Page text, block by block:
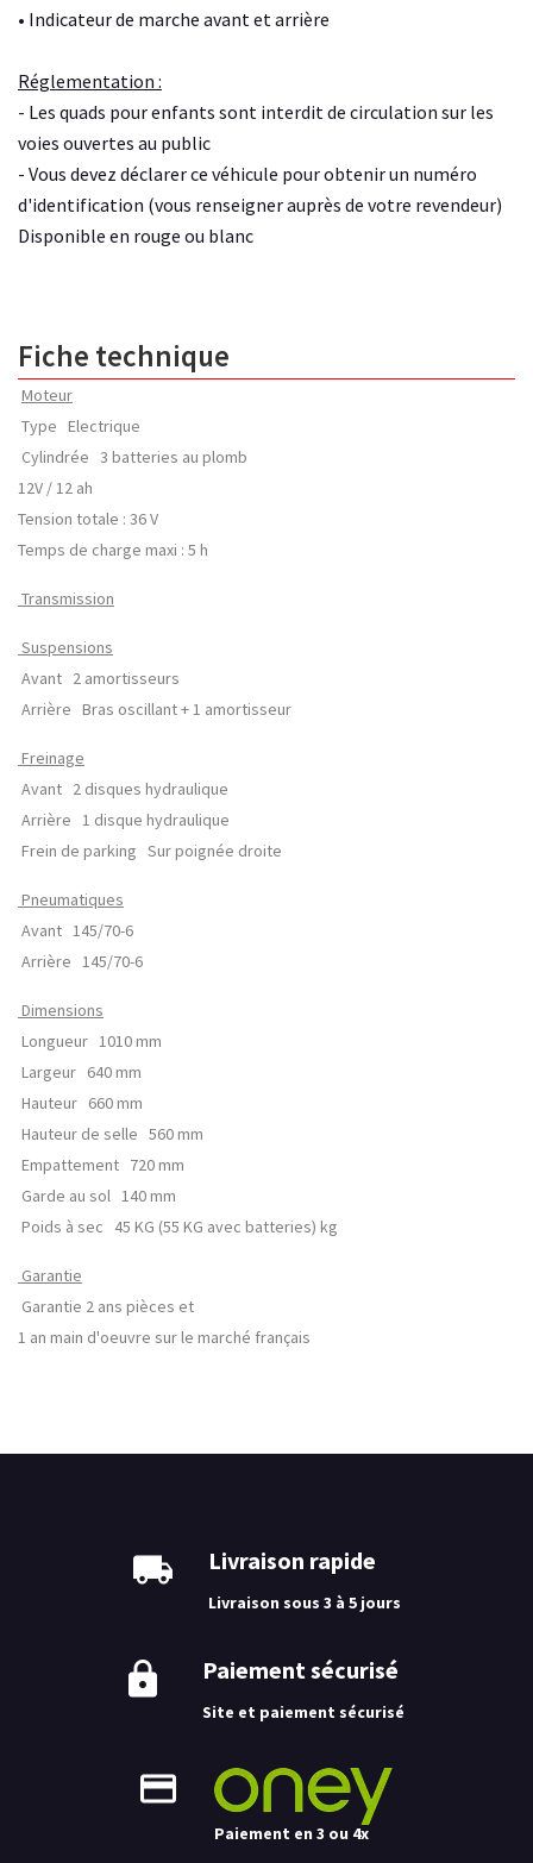
• Indicateur de marche avant et arrière
Réglementation :
- Les quads pour enfants sont interdit de circulation sur les
voies ouvertes au public
- Vous devez déclarer ce véhicule pour obtenir un numéro
d'identification (vous renseigner auprès de votre revendeur)
Disponible en rouge ou blanc
Fiche technique
Moteur
Type Electrique
Cylindrée 3 batteries au plomb
12V / 12 ah
Tension totale : 36 V
Temps de charge maxi : 5 h
Transmission
Suspensions
Avant 2 amortisseurs
Arrière Bras oscillant + 1 amortisseur
Freinage
Avant 2 disques hydraulique
Arrière 1 disque hydraulique
Frein de parking Sur poignée droite
Pneumatiques
Avant 145/70-6
Arrière 145/70-6
Dimensions
Longueur 1010 mm
Largeur 640 mm
Hauteur 660 mm
Hauteur de selle 560 mm
Empattement 720 mm
Garde au sol 140 mm
Poids à sec 45 KG (55 KG avec batteries) kg
Garantie
Garantie 2 ans pièces et
1 an main d'oeuvre sur le marché français
Livraison rapide
Livraison sous 3 à 5 jours
Paiement sécurisé
Site et paiement sécurisé
Paiement en 3 ou 4x